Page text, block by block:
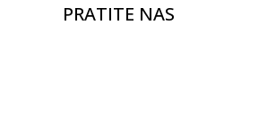
PRATITE NAS